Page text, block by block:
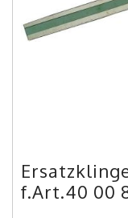
f.Art.40 00